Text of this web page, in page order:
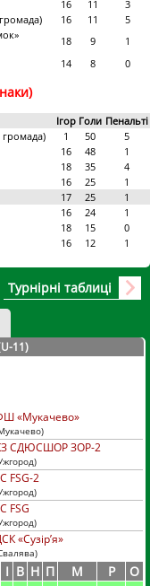
16 11
3
16 11
5
18 9
1
14 8 0
Ігор Голи Пенальті
1 50
5
16 48
1
18 35
4
16 25
1
17 25
1
16 24
1
18 15
0
16 12 1
Турнірні таблиці
11)
«Мукачево»
СДЮСШОР ЗОР-2
FSG-2
FSG
«Сузір’я»
I В Н П М Р
О